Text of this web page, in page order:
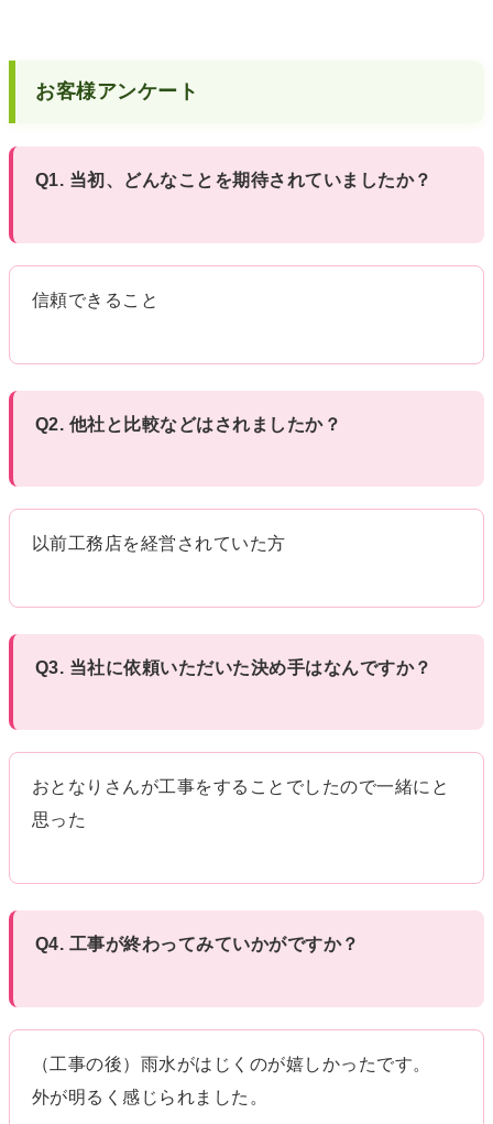
お客様アンケート
Q1. 当初、どんなことを期待されていましたか？
信頼できること
Q2. 他社と比較などはされましたか？
以前工務店を経営されていた方
Q3. 当社に依頼いただいた決め手はなんですか？
おとなりさんが工事をすることでしたので一緒にと
思った
Q4. 工事が終わってみていかがですか？
（工事の後）雨水がはじくのが嬉しかったです。
外が明るく感じられました。